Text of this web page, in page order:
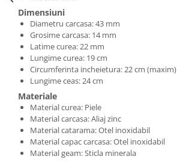
Dimensiuni
Diametru carcasa: 43 mm
Grosime carcasa: 14 mm
Latime curea: 22 mm
Lungime curea: 19 cm
Circumferinta incheietura: 22 cm (maxim)
Lungime ceas: 24 cm
Materiale
Material curea: Piele
Material carcasa: Aliaj zinc
Material catarama: Otel inoxidabil
Material capac carcasa: Otel inoxidabil
Material geam: Sticla minerala